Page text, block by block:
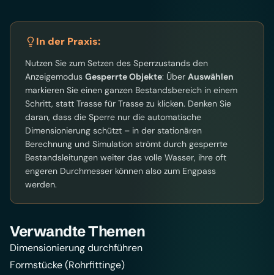
In der Praxis:
Nutzen Sie zum Setzen des Sperrzustands den
Anzeigemodus Gesperrte Objekte: Über Auswählen
markieren Sie einen ganzen Bestandsbereich in einem
Schritt, statt Trasse für Trasse zu klicken. Denken Sie
daran, dass die Sperre nur die automatische
Dimensionierung schützt – in der stationären
Berechnung und Simulation strömt durch gesperrte
Bestandsleitungen weiter das volle Wasser, ihre oft
engeren Durchmesser können also zum Engpass
werden.
Verwandte Themen
Dimensionierung durchführen
Formstücke (Rohrfittinge)